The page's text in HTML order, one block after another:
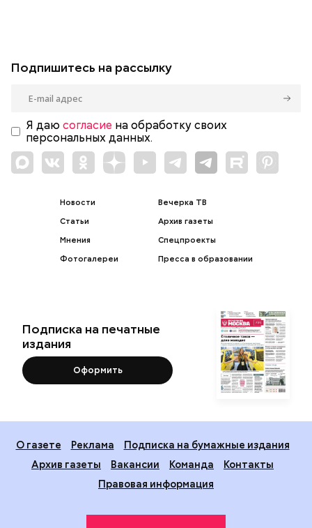
Подпишитесь на рассылку
Я даю согласие на обработку своих
персональных данных.
Новости
Статьи
Мнения
Фотогалереи
Вечерка ТВ
Архив газеты
Спецпроекты
Пресса в образовании
Подписка на печатные
издания
Оформить
О газете Реклама
Подписка на бумажные издания
Архив газеты
Вакансии Команда
Контакты
Правовая информация